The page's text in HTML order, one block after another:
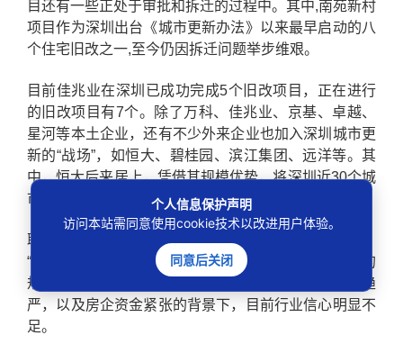
目还有一些正处于审批和拆迁的过程中。其中,南苑新村
项目作为深圳出台《城市更新办法》以来最早启动的八
个住宅旧改之一,至今仍因拆迁问题举步维艰。
目前佳兆业在深圳已成功完成5个旧改项目，正在进行
的旧改项目有7个。除了万科、佳兆业、京基、卓越、
星河等本土企业，还有不少外来企业也加入深圳城市更
新的“战场”，如恒大、碧桂园、滨江集团、远洋等。其
中，恒大后来居上，凭借其规模优势，将深圳近30个城
市更新项目收入囊中。
耿延良指出，如今获得优质的城市更新项目越来越难，
“另外，项目的推进受到政府政策的限制，所以项目的
规划审批也比过去更难、耗时更长。”在房地产调控趋
严，以及房企资金紧张的背景下，目前行业信心明显不
足。
个人信息保护声明
访问本站需同意使用cookie技术以改进用户体验。
同意后关闭